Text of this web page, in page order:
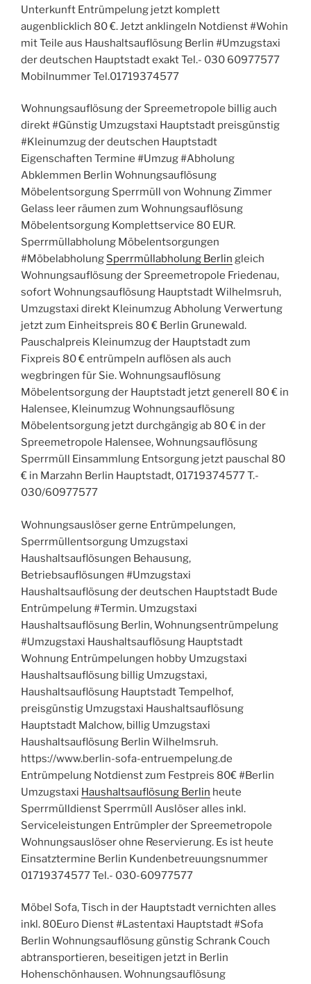
Unterkunft Entrümpelung jetzt komplett
augenblicklich 80 €. Jetzt anklingeln Notdienst #Wohin
mit Teile aus Haushaltsauflösung Berlin #Umzugstaxi
der deutschen Hauptstadt exakt Tel.- 030 60977577
Mobilnummer Tel.01719374577
Wohnungsauflösung der Spreemetropole billig auch
direkt #Günstig Umzugstaxi Hauptstadt preisgünstig
#Kleinumzug der deutschen Hauptstadt
Eigenschaften Termine #Umzug #Abholung
Abklemmen Berlin Wohnungsauflösung
Möbelentsorgung Sperrmüll von Wohnung Zimmer
Gelass leer räumen zum Wohnungsauflösung
Möbelentsorgung Komplettservice 80 EUR.
Sperrmüllabholung Möbelentsorgungen
#Möbelabholung Sperrmüllabholung Berlin gleich
Wohnungsauflösung der Spreemetropole Friedenau,
sofort Wohnungsauflösung Hauptstadt Wilhelmsruh,
Umzugstaxi direkt Kleinumzug Abholung Verwertung
jetzt zum Einheitspreis 80 € Berlin Grunewald.
Pauschalpreis Kleinumzug der Hauptstadt zum
Fixpreis 80 € entrümpeln auflösen als auch
wegbringen für Sie. Wohnungsauflösung
Möbelentsorgung der Hauptstadt jetzt generell 80 € in
Halensee, Kleinumzug Wohnungsauflösung
Möbelentsorgung jetzt durchgängig ab 80 € in der
Spreemetropole Halensee, Wohnungsauflösung
Sperrmüll Einsammlung Entsorgung jetzt pauschal 80
€ in Marzahn Berlin Hauptstadt, 01719374577 T.-
030/60977577
Wohnungsauslöser gerne Entrümpelungen,
Sperrmüllentsorgung Umzugstaxi
Haushaltsauflösungen Behausung,
Betriebsauflösungen #Umzugstaxi
Haushaltsauflösung der deutschen Hauptstadt Bude
Entrümpelung #Termin. Umzugstaxi
Haushaltsauflösung Berlin, Wohnungsentrümpelung
#Umzugstaxi Haushaltsauflösung Hauptstadt
Wohnung Entrümpelungen hobby Umzugstaxi
Haushaltsauflösung billig Umzugstaxi,
Haushaltsauflösung Hauptstadt Tempelhof,
preisgünstig Umzugstaxi Haushaltsauflösung
Hauptstadt Malchow, billig Umzugstaxi
Haushaltsauflösung Berlin Wilhelmsruh.
https://www.berlin-sofa-entruempelung.de
Entrümpelung Notdienst zum Festpreis 80€ #Berlin
Umzugstaxi Haushaltsauflösung Berlin heute
Sperrmülldienst Sperrmüll Auslöser alles inkl.
Serviceleistungen Entrümpler der Spreemetropole
Wohnungsauslöser ohne Reservierung. Es ist heute
Einsatztermine Berlin Kundenbetreuungsnummer
01719374577 Tel.- 030-60977577
Möbel Sofa, Tisch in der Hauptstadt vernichten alles
inkl. 80Euro Dienst #Lastentaxi Hauptstadt #Sofa
Berlin Wohnungsauflösung günstig Schrank Couch
abtransportieren, beseitigen jetzt in Berlin
Hohenschönhausen. Wohnungsauflösung